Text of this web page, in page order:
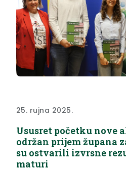
25. rujna 2025.
Ususret početku nove
održan prijem župana
su ostvarili izvrsne
maturi